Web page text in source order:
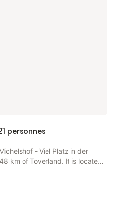
personnes
- Viel Platz in der
km of Toverland. It is located
private check-in and check-